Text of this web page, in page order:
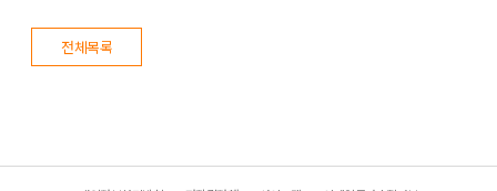
전체목록